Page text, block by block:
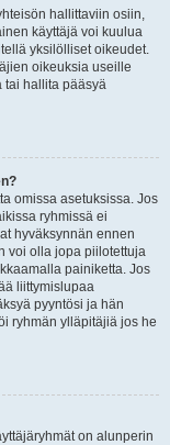
hallittaviin osiin,
käyttäjä voi kuulua
yksilölliset oikeudet.
oikeuksia useille
tai hallita pääsyä
omissa asetuksissa. Jos
ryhmissä ei
hyväksynnän ennen
voi olla jopa piilotettuja
painiketta. Jos
liittymislupaa
pyyntösi ja hän
ryhmän ylläpitäjiä jos he
on alunperin